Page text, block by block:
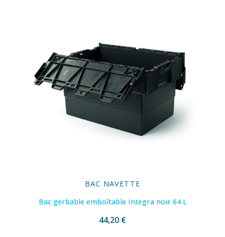
BAC NAVETTE
Bac gerbable emboîtable Integra noir 64 L
44,20 €